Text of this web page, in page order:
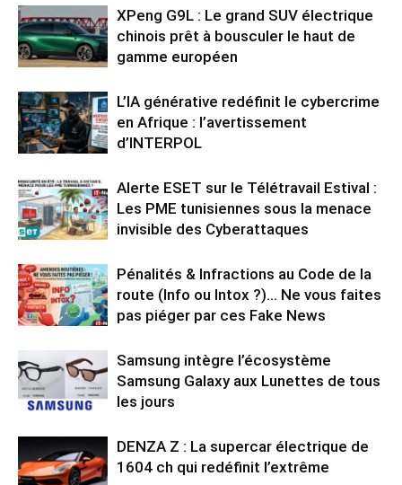
XPeng G9L : Le grand SUV électrique
chinois prêt à bousculer le haut de
gamme européen
L’IA générative redéfinit le cybercrime
en Afrique : l’avertissement
d’INTERPOL
Alerte ESET sur le Télétravail Estival :
Les PME tunisiennes sous la menace
invisible des Cyberattaques
Pénalités & Infractions au Code de la
route (Info ou Intox ?)… Ne vous faites
pas piéger par ces Fake News
Samsung intègre l’écosystème
Samsung Galaxy aux Lunettes de tous
les jours
DENZA Z : La supercar électrique de
1604 ch qui redéfinit l’extrême